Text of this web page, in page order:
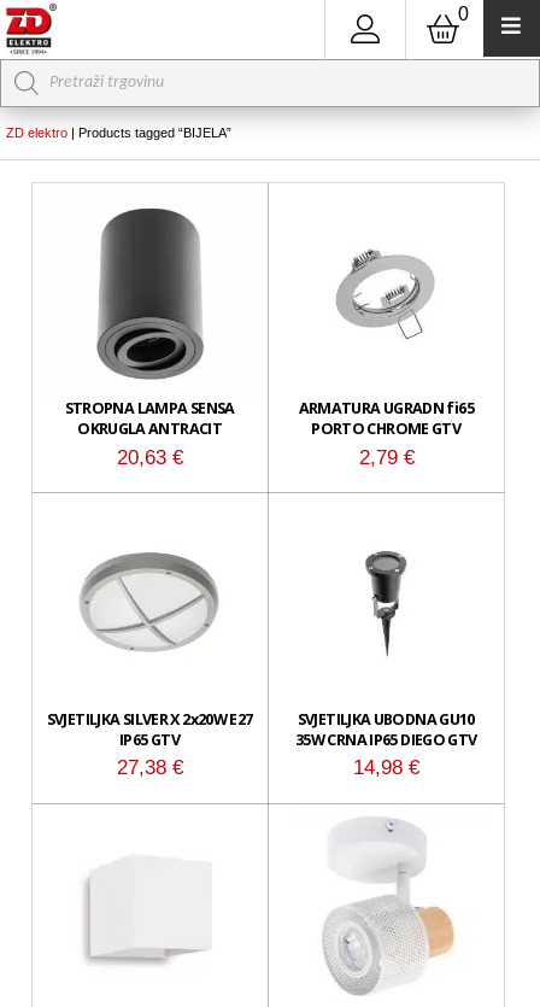
0
Products
search
ZD elektro | Products tagged “BIJELA”
STROPNA LAMPA SENSA
OKRUGLA ANTRACIT
20,63 €
ARMATURA UGRADN fi65
PORTO CHROME GTV
2,79 €
SVJETILJKA SILVER X 2x20W E27
IP65 GTV
27,38 €
SVJETILJKA UBODNA GU10
35W CRNA IP65 DIEGO GTV
14,98€